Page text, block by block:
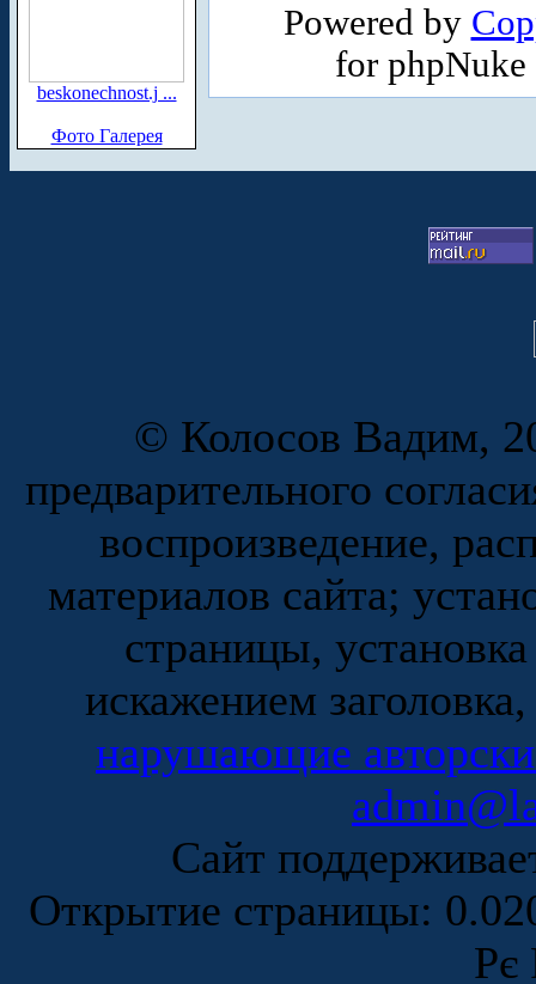
beskonechnost.j ...
Фото Галерея
Powered by
for
© Колосов Вадим,
предварительного
воспроизведение,
материалов сайта;
страницы,
искажением
нарушающие
Сайт
Открытие страницы:
Рє